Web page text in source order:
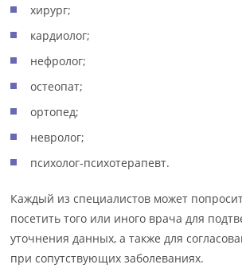
хирург;
кардиолог;
нефролог;
остеопат;
ортопед;
невролог;
психолог-психотерапевт.
Каждый из специалистов может
посетить того или иного врача для
уточнения данных, а также для
при сопутствующих заболеваниях.